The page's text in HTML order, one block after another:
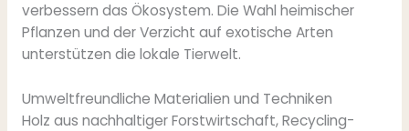
verbessern das Ökosystem. Die Wahl heimischer
Pflanzen und der Verzicht auf exotische Arten
unterstützen die lokale Tierwelt.
Umweltfreundliche Materialien und Techniken
Holz aus nachhaltiger Forstwirtschaft, Recycling-